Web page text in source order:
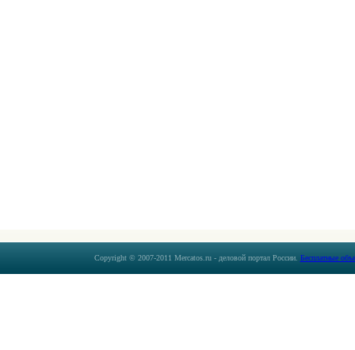
Copyright © 2007-2011 Mercatos.ru - деловой портал России. Бесплатные